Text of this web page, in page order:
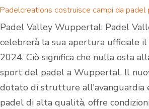
Padel Valley Wuppertal: Padel
celebrerà la sua apertura ufficiale
2024. Ciò significa che nulla osta
sport del padel a Wuppertal. Il
dotato di strutture all'avanguardia
padel di alta qualità, offre